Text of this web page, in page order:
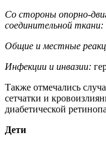
Со стороны опорно-
соединительной ткани:
Общие и местные
Инфекции и инвазии:
Также отмечались
сетчатки и
диабетической
Дети